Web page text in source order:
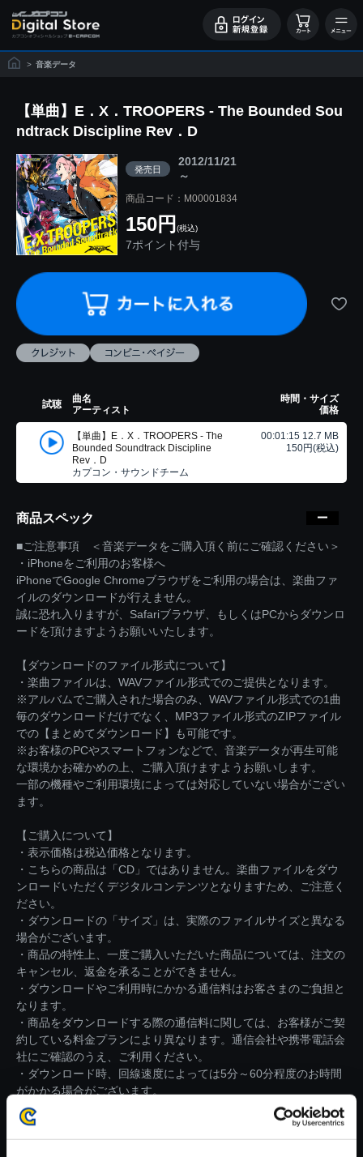
> 音楽データ
【単曲】E．X．TROOPERS - The Bounded Sou
ndtrack Discipline Rev．D
発売日
2012/11/21
～
商品コード：M00001834
150円 (税込)
7ポイント付与
試聴
曲名
アーティスト
時間・サイズ
価格
【単曲】E．X．TROOPERS - The
Bounded Soundtrack Discipline
Rev．D
カプコン・サウンドチーム
00:01:15 12.7 MB
150円(税込)
商品スペック
■ご注意事項 ＜音楽データをご購入頂く前にご確認ください＞
・iPhoneをご利用のお客様へ
iPhoneでGoogle Chromeブラウザをご利用の場合は、楽曲ファ
イルのダウンロードが行えません。
誠に恐れ入りますが、Safariブラウザ、もしくはPCからダウンロ
ードを頂けますようお願いいたします。
【ダウンロードのファイル形式について】
・楽曲ファイルは、WAVファイル形式でのご提供となります。
※アルバムでご購入された場合のみ、WAVファイル形式での1曲
毎のダウンロードだけでなく、MP3ファイル形式のZIPファイル
での【まとめてダウンロード】も可能です。
※お客様のPCやスマートフォンなどで、音楽データが再生可能
な環境かお確かめの上、ご購入頂けますようお願いします。
一部の機種やご利用環境によっては対応していない場合がござい
ます。
【ご購入について】
・表示価格は税込価格となります。
・こちらの商品は「CD」ではありません。楽曲ファイルをダウ
ンロードいただくデジタルコンテンツとなりますため、ご注意く
ださい。
・ダウンロードの「サイズ」は、実際のファイルサイズと異なる
場合がございます。
・商品の特性上、一度ご購入いただいた商品については、注文の
キャンセル、返金を承ることができません。
・ダウンロードやご利用時にかかる通信料はお客さまのご負担と
なります。
・商品をダウンロードする際の通信料に関しては、お客様がご契
約している料金プランにより異なります。通信会社や携帯電話会
社にご確認のうえ、ご利用ください。
・ダウンロード時、回線速度によっては5分～60分程度のお時間
がかかる場合がございます。
※ご購入いただいたファイルのダウンロードの際には、通信環境
が安定しているWifi環境でお試しください。